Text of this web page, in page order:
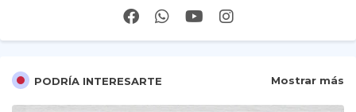
PODRÍA INTERESARTE Mostrar más